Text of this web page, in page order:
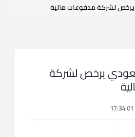
لشركة مدفوعات مالية
يرخص لشركة